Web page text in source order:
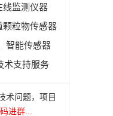
线监测仪器
颗粒物传感器
智能传感器
术支持服务
术问题，项目
进群...